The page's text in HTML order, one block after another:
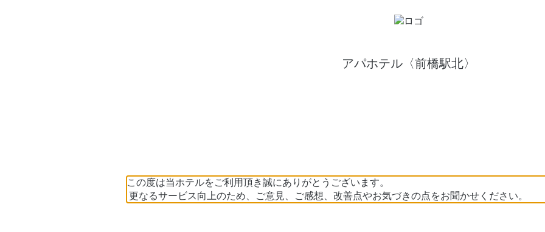
アパホテル〈前橋駅北〉
この度は当ホテルをご利用頂き誠にありがとうございます。
更なるサービス向上のため、ご意見、ご感想、改善点やお気づきの点をお聞かせください。